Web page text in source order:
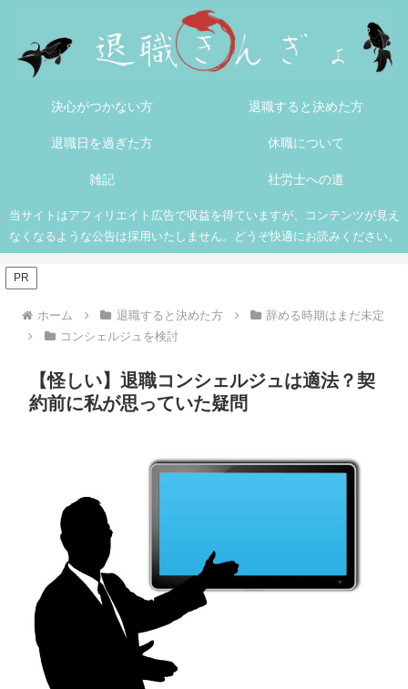
決心がつかない方 退職すると決めた方
退職日を過ぎた方 休職について
雑記 社労士への道
当サイトはアフィリエイト広告で収益を得ていますが、コンテンツが見え
なくなるような公告は採用いたしません。どうぞ快適にお読みください。
PR
ホーム 退職すると決めた方
辞める時期はまだ未定
コンシェルジュを検討
【怪しい】退職コンシェルジュは適法？契
約前に私が思っていた疑問